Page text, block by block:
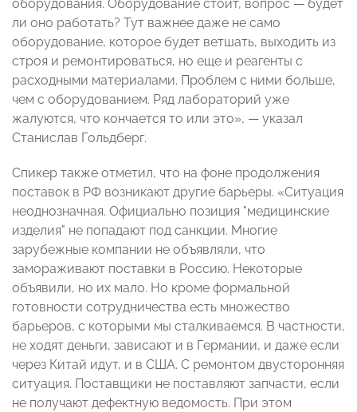
оборудования. Оборудование стоит, вопрос — будет
ли оно работать? Тут важнее даже не само
оборудование, которое будет ветшать, выходить из
строя и ремонтироваться, но еще и реагенты с
расходными материалами. Проблем с ними больше,
чем с оборудованием. Ряд лабораторий уже
жалуются, что кончается то или это», — указал
Станислав Гольдберг.
Спикер также отметил, что на фоне продолжения
поставок в РФ возникают другие барьеры. «Ситуация
неоднозначная. Официально позиция "медицинские
изделия" не попадают под санкции. Многие
зарубежные компании не объявляли, что
замораживают поставки в Россию. Некоторые
объявили, но их мало. Но кроме формальной
готовности сотрудничества есть множество
барьеров, с которыми мы сталкиваемся. В частности,
не ходят деньги, зависают и в Германии, и даже если
через Китай идут, и в США. С ремонтом двусторонняя
ситуация. Поставщики не поставляют запчасти, если
не получают дефектную ведомость. При этом